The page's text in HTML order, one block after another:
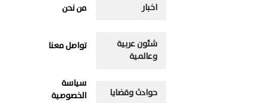
اخبار
شئون عربية
وعالمية
حوادث وقضايا
من نحن
تواصل معنا
سياسة
الخصوصية